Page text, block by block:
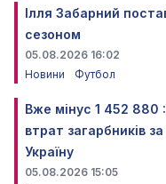
Ілля Забарний
сезоном
05.08.2026 16:02
Новини
Футбол
Вже мінус 1 452 880
втрат загарбників
Україну
05.08.2026 15:05